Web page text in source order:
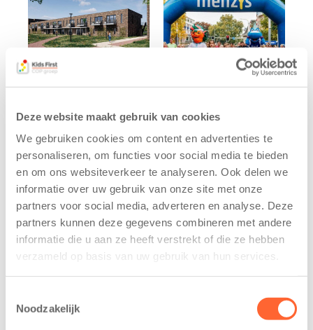
Deze website maakt gebruik van cookies
We gebruiken cookies om content en advertenties te
personaliseren, om functies voor social media te bieden
en om ons websiteverkeer te analyseren. Ook delen we
informatie over uw gebruik van onze site met onze
partners voor social media, adverteren en analyse. Deze
partners kunnen deze gegevens combineren met andere
informatie die u aan ze heeft verstrekt of die ze hebben
verzameld op basis van uw gebruik van hun services.
Noodzakelijk
Kids First
tekent
koopcontract
voor nieuw
kindcentrum in
wijk Wiarda in
Leeuwarden
11 juni 2026
Leeuwarden –
Kids First
heeft een
Kids First
nieuwe
naamsponsor
van de Mini 4
Mijl tijdens de
Menzis 4 Mijl
van Groningen
13 mei 2026
De jongste
deelnemers van